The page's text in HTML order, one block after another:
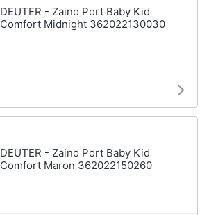
DEUTER - Zaino Port Baby Kid
Comfort Midnight 362022130030
DEUTER - Zaino Port Baby Kid
Comfort Maron 362022150260